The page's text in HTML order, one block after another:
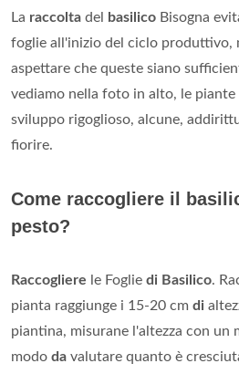
La raccolta del basilico Bisogna
foglie all'inizio del ciclo produttivo,
aspettare che queste siano
vediamo nella foto in alto, le piante
sviluppo rigoglioso, alcune,
fiorire.
Come raccogliere il
pesto?
Raccogliere le Foglie di Basilico.
pianta raggiunge i 15-20 cm di
piantina, misurane l'altezza con un
modo da valutare quanto è